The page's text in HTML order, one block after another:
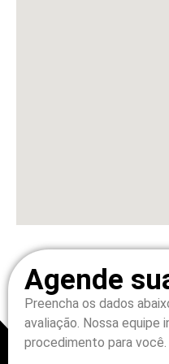
Agende
Preencha os dados
avaliação. Nossa equipe
procedimento para você.